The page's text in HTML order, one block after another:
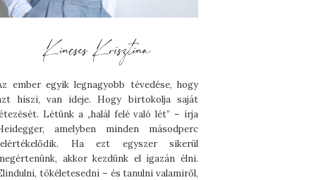
ember egyik legnagyobb tévedése, hogy
hiszi, van ideje. Hogy birtokolja saját
Létünk a „halál felé való lét” – írja
amelyben minden másodperc
Ha ezt egyszer sikerül
akkor kezdünk el igazán élni.
tökéletesedni – és tanulni valamiről,